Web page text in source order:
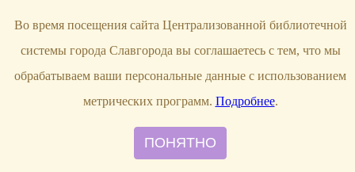
bibl-serv@mail.ru
Во время посещения сайта Централизованной библиотечной
системы города Славгорода вы соглашаетесь с тем, что мы
обрабатываем ваши персональные данные с использованием
метрических программ. Подробнее.
ПОНЯТНО